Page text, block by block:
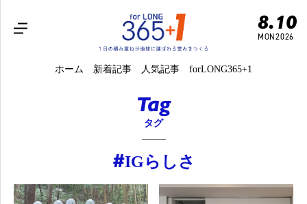
8.10
MON2026
ホーム 新着記事 人気記事 forLONG365+1
Tag
タグ
#IGらしさ